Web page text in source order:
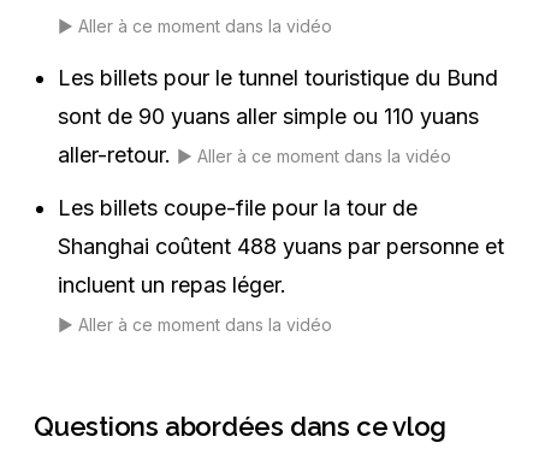
▶️ Aller à ce moment dans la vidéo
Les billets pour le tunnel touristique du Bund
sont de 90 yuans aller simple ou 110 yuans
aller-retour. ▶️ Aller à ce moment dans la vidéo
Les billets coupe-file pour la tour de
Shanghai coûtent 488 yuans par personne et
incluent un repas léger.
▶️ Aller à ce moment dans la vidéo
Questions abordées dans ce vlog